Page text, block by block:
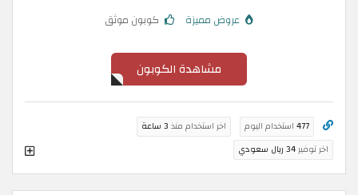
عروض مميزة كوبون موثق
مشاهدة الكوبون
477 استخدام اليوم اخر استخدام منذ 3 ساعة
اخر توفير34 ريال سعودي